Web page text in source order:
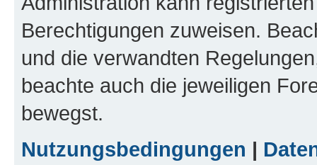
Berechtigungen zuweisen.
und die verwandten
beachte auch die jeweiligen
bewegst.
Nutzungsbedingungen |